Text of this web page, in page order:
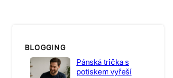
BLOGGING
Pánská trička s
potiskem vyřeší